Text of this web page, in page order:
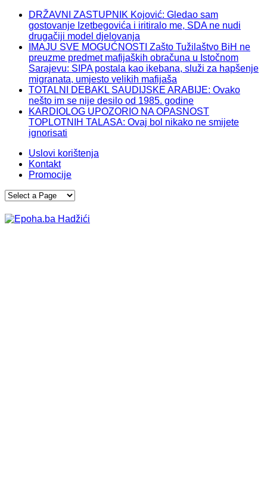
DRŽAVNI ZASTUPNIK Kojović: Gledao sam
gostovanje Izetbegovića i iritiralo me, SDA ne nudi
drugačiji model djelovanja
IMAJU SVE MOGUĆNOSTI Zašto Tužilaštvo BiH ne
preuzme predmet mafijaških obračuna u Istočnom
Sarajevu: SIPA postala kao ikebana, služi za hapšenje
migranata, umjesto velikih mafijaša
TOTALNI DEBAKL SAUDIJSKE ARABIJE: Ovako
nešto im se nije desilo od 1985. godine
KARDIOLOG UPOZORIO NA OPASNOST
TOPLOTNIH TALASA: Ovaj bol nikako ne smijete
ignorisati
Uslovi korištenja
Kontakt
Promocije